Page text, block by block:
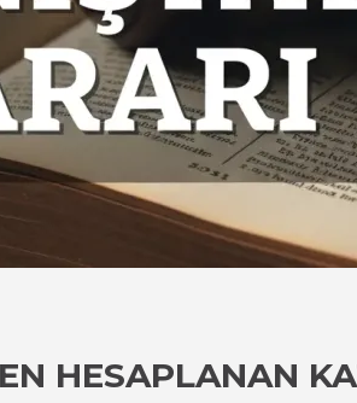
HESAPLANAN